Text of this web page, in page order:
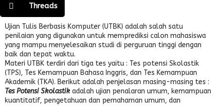
Threads
Ujian Tulis Berbasis Komputer (UTBK) adalah salah satu
penilaian yang digunakan untuk memprediksi calon mahasiswa
yang mampu menyelesaikan studi di perguruan tinggi dengan
baik dan tepat waktu.
Materi UTBK terdiri dari tiga tes yaitu : Tes potensi Skolastik
(TPS), Tes Kemampuan Bahasa Inggris, dan Tes Kemampuan
Akademik (TKA). Berikut adalah penjelasan masing-masing tes :
Tes Potensi Skolastik adalah ujian penalaran umum, kemampuan
kuantitatif, pengetahuan dan pemahaman umum, dan